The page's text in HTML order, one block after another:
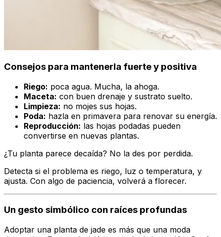
Consejos para mantenerla fuerte y positiva
Riego: poca agua. Mucha, la ahoga.
Maceta: con buen drenaje y sustrato suelto.
Limpieza: no mojes sus hojas.
Poda: hazla en primavera para renovar su energía.
Reproducción: las hojas podadas pueden
convertirse en nuevas plantas.
¿Tu planta parece decaída? No la des por perdida.
Detecta si el problema es riego, luz o temperatura, y
ajusta. Con algo de paciencia, volverá a florecer.
Un gesto simbólico con raíces profundas
Adoptar una planta de jade es más que una moda